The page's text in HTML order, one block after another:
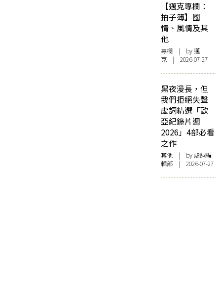
【邁克專欄：
拍子簿】國
情、風情及其
他
專欄 | by邁
克 | 2026-07-27
黑夜漫長，但
我們拒絕失聲
虛詞精選「歐
亞紀錄片週
2026」4部必看
之作
其他 | by 虛詞編
輯部 | 2026-07-27